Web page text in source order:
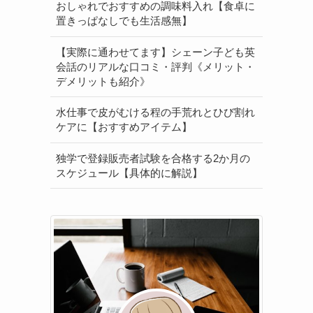
おしゃれでおすすめの調味料入れ【食卓に
置きっぱなしでも生活感無】
【実際に通わせてます】シェーン子ども英
会話のリアルな口コミ・評判《メリット・
デメリットも紹介》
水仕事で皮がむける程の手荒れとひび割れ
ケアに【おすすめアイテム】
独学で登録販売者試験を合格する2か月の
スケジュール【具体的に解説】